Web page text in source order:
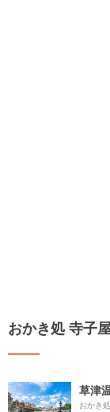
おかき処 寺子
草津
おかき